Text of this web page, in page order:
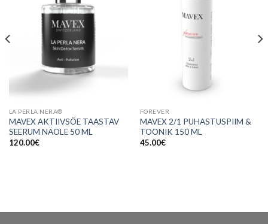
soovinimekirja
LA PERLA NERA®
MAVEX AKTIIVSÖE TAASTAV
SEERUM NÄOLE 50 ML
120.00€
FOREVER
MAVEX 2/1 PUHASTUSPIIM &
TOONIK 150 ML
45.00€